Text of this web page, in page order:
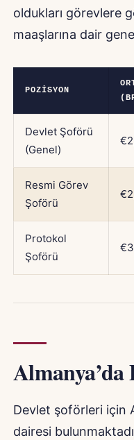
oldukları görevlere
maaşlarına dair
POZISYON
Devlet Şoförü
(Genel)
Resmi Görev
Şoförü
Protokol
Şoförü
Devlet şoförleri için
dairesi